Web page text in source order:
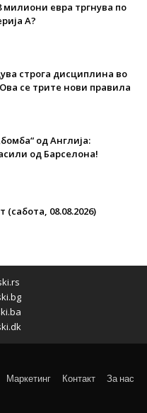
милиони евра тргнува по
А?
строга дисциплина во
се трите нови правила
од Англија:
од Барселона!
(сабота, 08.08.2026)
Маркетинг Контакт За нас